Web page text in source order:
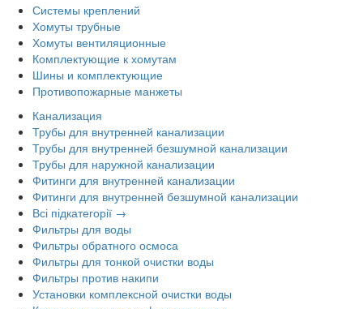
Системы креплений
Хомуты трубные
Хомуты вентиляционные
Комплектующие к хомутам
Шины и комплектующие
Противопожарные манжеты
Канализация
Трубы для внутренней канализации
Трубы для внутренней безшумной канализации
Трубы для наружной канализации
Фитинги для внутренней канализации
Фитинги для внутренней безшумной канализации
Всі підкатегорії →
Фильтры для воды
Фильтры обратного осмоса
Фильтры для тонкой очистки воды
Фильтры против накипи
Установки комплексной очистки воды